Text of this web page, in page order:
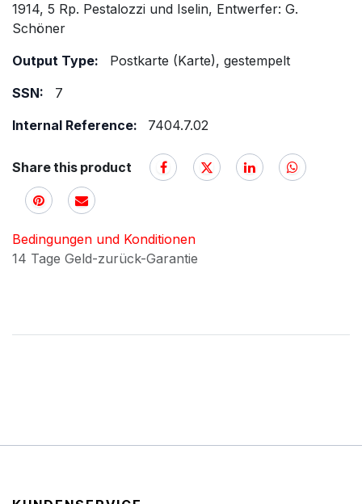
1914, 5 Rp. Pestalozzi und Iselin, Entwerfer: G.
Schöner
Output Type:
Postkarte (Karte), gestempelt
SSN:
7
Internal Reference:
7404.7.02
Share this product
Bedingungen und Konditionen
14 Tage Geld-zurück-Garantie